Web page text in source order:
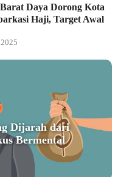
Daya Dorong Kota
Haji, Target Awal
Dijarah dari
Bermental